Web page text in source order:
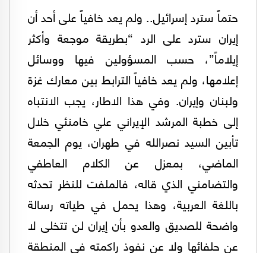
حتماً سترد إسرائيل.. ولم يعد خافياً على أحد أن
إيران سترد على الرد “بطريقة موجعة وأكثر
إيلاماً”، حسب المسؤولين فيها ووسائل
إعلامها، ولم يعد خافياً الترابط بين معارك غزة
ولبنان وإيران. وفي هذا الاطار، يجب الانتباه
إلى خطبة المرشد الإيراني علي خامنئي خلال
تأبين السيد نصرالله في طهران، يوم الجمعة
الماضي، بمعزل عن الكلام العاطفي
والتضامني الذي قاله، فالملفت للنظر تحدثه
باللغة العربية، وهذا يحمل في طياته رسالة
واضحة للصديق والعدو بأن إيران لن تتخلى لا
عن حلفائها ولا عن نفوذ راكمته في المنطقة